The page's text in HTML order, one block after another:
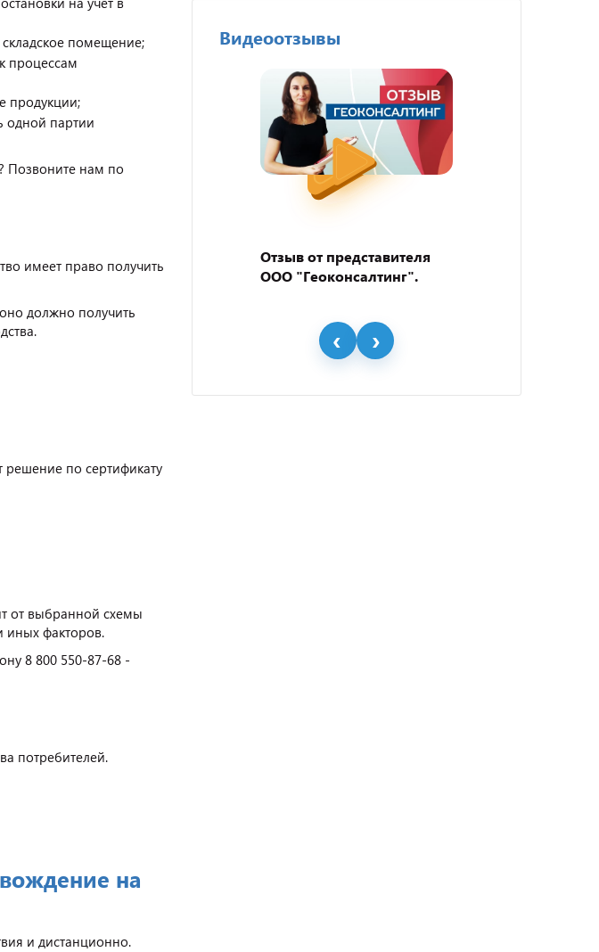
помещение;
процессам
продукции;
одной партии
Позвоните нам по
имеет право получить
должно получить
по сертификату
от выбранной схемы
иных факторов.
8 800 550-87-68 -
потребителей.
на
и дистанционно.
Видеоотзывы
Отзыв от представителя
ООО "Геоконсалтинг".